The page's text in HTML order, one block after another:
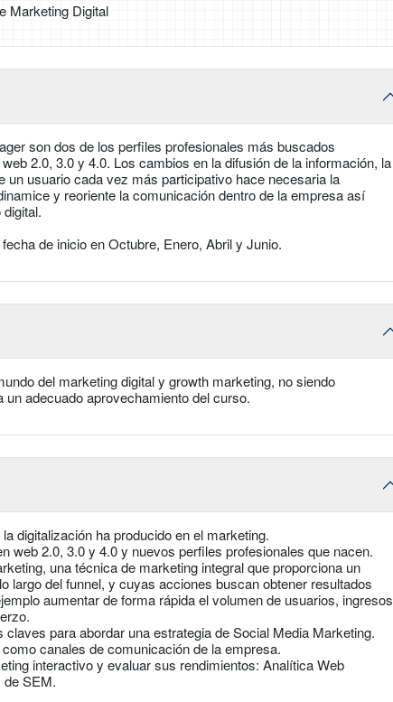
Marketing Digital
son dos de los perfiles profesionales más buscados
2.0, 3.0 y 4.0. Los cambios en la difusión de la información, la
un usuario cada vez más participativo hace necesaria la
y reoriente la comunicación dentro de la empresa así
de inicio en Octubre, Enero, Abril y Junio.
del marketing digital y growth marketing, no siendo
adecuado aprovechamiento del curso.
digitalización ha producido en el marketing.
web 2.0, 3.0 y 4.0 y nuevos perfiles profesionales que nacen.
una técnica de marketing integral que proporciona un
largo del funnel, y cuyas acciones buscan obtener resultados
aumentar de forma rápida el volumen de usuarios, ingresos
para abordar una estrategia de Social Media Marketing.
canales de comunicación de la empresa.
interactivo y evaluar sus rendimientos: Analítica Web
de SEM.